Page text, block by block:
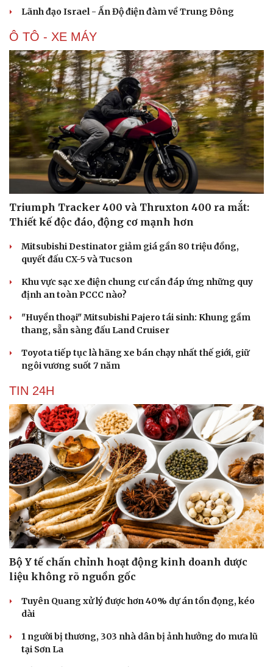
Hạt giống tâm hồn
Lãnh đạo Israel - Ấn Độ điện đàm về Trung Đông
Ô TÔ - XE MÁY
Triumph Tracker 400 và Thruxton 400 ra mắt:
Thiết kế độc đáo, động cơ mạnh hơn
Mitsubishi Destinator giảm giá gần 80 triệu đồng,
quyết đấu CX-5 và Tucson
Khu vực sạc xe điện chung cư cần đáp ứng những quy
định an toàn PCCC nào?
"Huyền thoại" Mitsubishi Pajero tái sinh: Khung gầm
thang, sẵn sàng đấu Land Cruiser
Toyota tiếp tục là hãng xe bán chạy nhất thế giới, giữ
ngôi vương suốt 7 năm
TIN 24H
Bộ Y tế chấn chỉnh hoạt động kinh doanh dược
liệu không rõ nguồn gốc
Tuyên Quang xử lý được hơn 40% dự án tồn đọng, kéo
dài
1 người bị thương, 303 nhà dân bị ảnh hưởng do mưa lũ
tại Sơn La